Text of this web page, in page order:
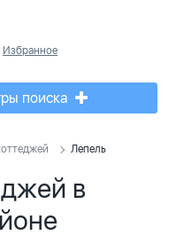
Избранное
поиска
Лепель
в